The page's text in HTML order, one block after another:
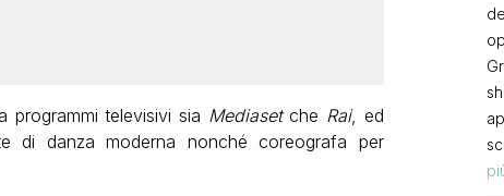
programmi televisivi sia Mediasetche Rai, ed
di danza moderna nonché coreografa per